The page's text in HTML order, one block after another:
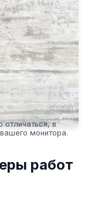
отличаться, в
монитора.
работ